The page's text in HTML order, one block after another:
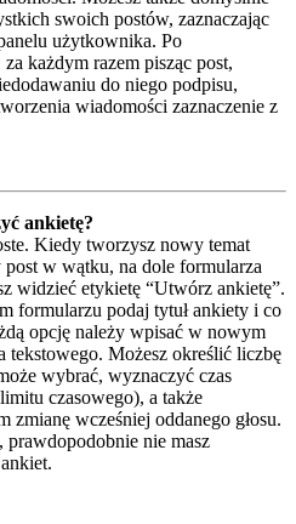
swoich postów, zaznaczając
użytkownika. Po
każdym razem pisząc post,
do niego podpisu,
wiadomości zaznaczenie z
ankietę?
Kiedy tworzysz nowy temat
w wątku, na dole formularza
widzieć etykietę “Utwórz ankietę”.
formularzu podaj tytuł ankiety i co
opcję należy wpisać w nowym
tekstowego. Możesz określić liczbę
wybrać, wyznaczyć czas
czasowego), a także
wcześniej oddanego głosu.
nie masz